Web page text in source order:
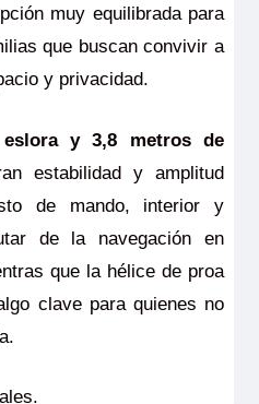
muy equilibrada para
que buscan convivir a
y privacidad.
y 3,8 metros de
estabilidad y amplitud
de mando, interior y
de la navegación en
que la hélice de proa
clave para quienes no